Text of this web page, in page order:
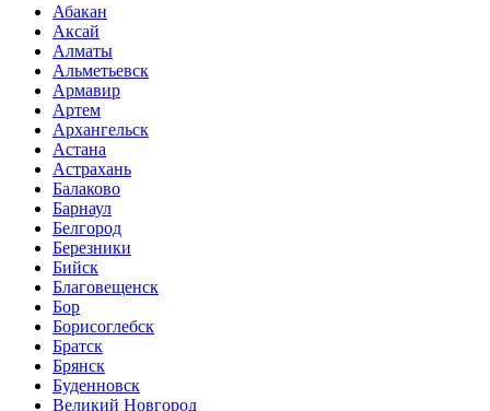
Абакан
Аксай
Алматы
Альметьевск
Армавир
Артем
Архангельск
Астана
Астрахань
Балаково
Барнаул
Белгород
Березники
Бийск
Благовещенск
Бор
Борисоглебск
Братск
Брянск
Буденновск
Великий Новгород